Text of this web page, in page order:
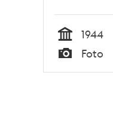
Tid
1944
Typ
Foto